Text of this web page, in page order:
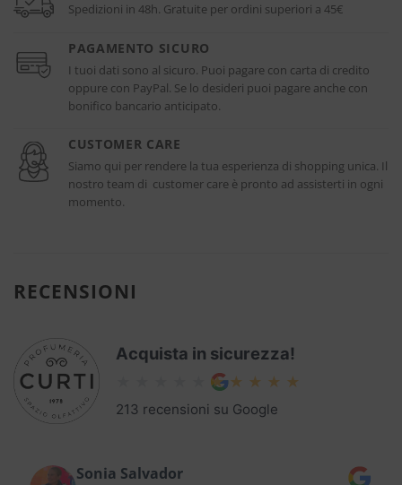
Spedizioni in 48h. Gratuite per ordini superiori a 45€
PAGAMENTO SICURO
I tuoi dati sono al sicuro. Puoi pagare con carta di credito
oppure con PayPal. Se lo desideri puoi pagare anche con
bonifico bancario anticipato.
CUSTOMER CARE
Siamo qui per rendere la tua esperienza di shopping unica. Il
nostro team di customer care è pronto ad assisterti in ogni
momento.
RECENSIONI
Acquista in sicurezza!
213 recensioni su Google
Sonia Salvador